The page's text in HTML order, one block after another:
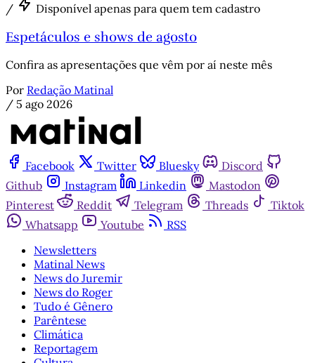
/ Disponível apenas para quem tem cadastro
Espetáculos e shows de agosto
Confira as apresentações que vêm por aí neste mês
Por Redação Matinal
/ 5 ago 2026
Facebook Twitter Bluesky
Discord
Github
Instagram Linkedin
Mastodon
Pinterest
Reddit Telegram Threads
Tiktok
Whatsapp
Youtube
RSS
Newsletters
Matinal News
News do Juremir
News do Roger
Tudo é Gênero
Parêntese
Climática
Reportagem